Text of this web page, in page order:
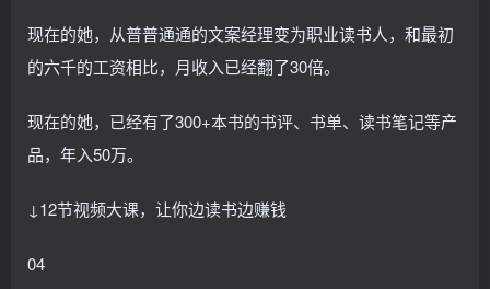
现在的她，从普普通通的文案经理变为职业读书人，和最初
的六千的工资相比，月收入已经翻了30倍。
现在的她，已经有了300+本书的书评、书单、读书笔记等产
品，年入50万。
↓12节视频大课，让你边读书边赚钱
04